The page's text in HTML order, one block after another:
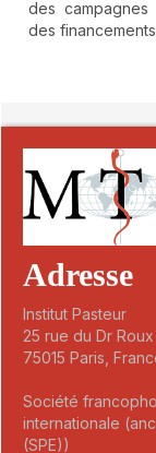
des campagnes
des
Adresse
Institut Pasteur
25 rue du Dr Roux
75015 Paris,
Société
internationale
(SPE))